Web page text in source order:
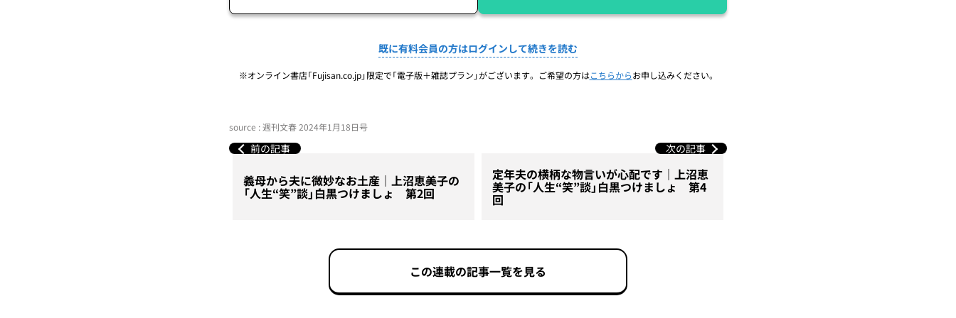
既に有料会員の方はログインして続きを読む
※オンライン書店「Fujisan.co.jp」限定で「電子版＋雑誌プラン」がございます。ご希望の方はこちらからお申し込みください。
source : 週刊文春 2024年1月18日号
前の記事
義母から夫に微妙なお土産｜上沼恵美子の
「人生“笑”談」白黒つけましょ 第2回
次の記事
定年夫の横柄な物言いが心配です｜上沼恵
美子の「人生“笑”談」白黒つけましょ 第4
回
この連載の記事一覧を見る